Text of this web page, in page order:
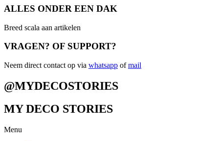
ALLES ONDER EEN DAK
Breed scala aan artikelen
VRAGEN? OF SUPPORT?
Neem direct contact op via whatsapp ofmail
@MYDECOSTORIES
MY DECO STORIES
Menu